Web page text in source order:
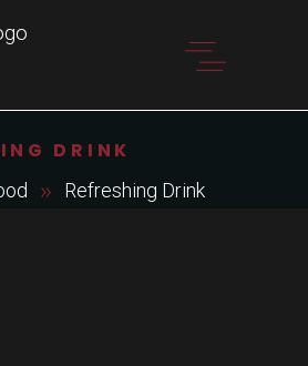
DRINK
Refreshing Drink